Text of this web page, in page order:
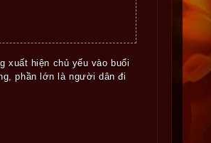
xuất hiện chủ yếu vào buổi
phần lớn là người dân đi